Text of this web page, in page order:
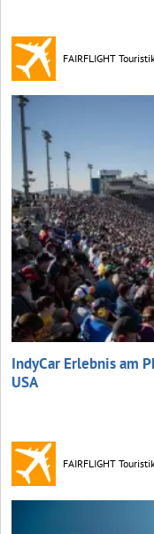
FAIRFLIGHT
IndyCar Erlebnis am
USA
FAIRFLIGHT